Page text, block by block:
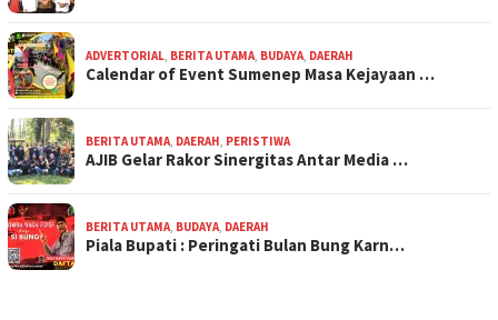
ADVERTORIAL BERITA UTAMA BUDAYA DAERAH
Calendar of Event Sumenep Masa Kejayaan …
BERITA UTAMA DAERAH PERISTIWA
AJIB Gelar Rakor Sinergitas Antar Media …
BERITA UTAMA BUDAYA DAERAH
Piala Bupati : Peringati Bulan Bung Karn…